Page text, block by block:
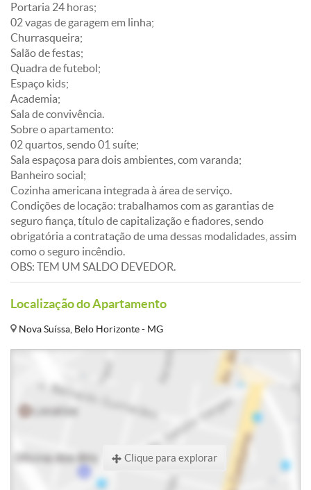
Portaria 24 horas;
02 vagas de garagem em linha;
Churrasqueira;
Salão de festas;
Quadra de futebol;
Espaço kids;
Academia;
Sala de convivência.
Sobre o apartamento:
02 quartos, sendo 01 suíte;
Sala espaçosa para dois ambientes, com varanda;
Banheiro social;
Cozinha americana integrada à área de serviço.
Condições de locação: trabalhamos com as garantias de
seguro fiança, título de capitalização e fiadores, sendo
obrigatória a contratação de uma dessas modalidades, assim
como o seguro incêndio.
OBS: TEM UM SALDO DEVEDOR.
Localização do Apartamento
Nova Suíssa, Belo Horizonte - MG
Clique para explorar